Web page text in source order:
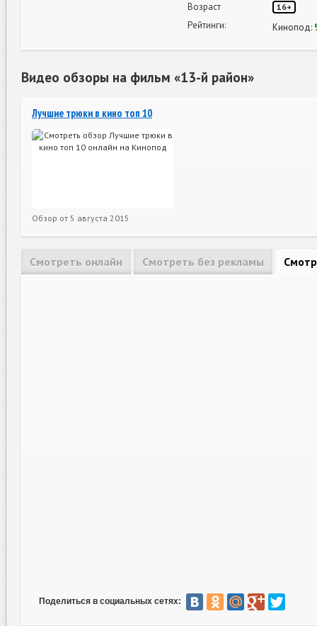
Возраст
16+
Рейтинги: Кинопод:
Видео обзоры на фильм «13-й район»
Лучшие трюки в кино топ 10
Обзор от 5 августа 2015
Смотреть онлайн Смотреть без рекламы
Поделиться в социальных сетях: